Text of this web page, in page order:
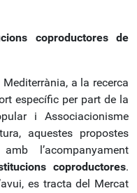
coproductores de
a la recerca
específic per part de la
i Associacionisme
aquestes propostes
l’acompanyament
coproductores.
es tracta del Mercat